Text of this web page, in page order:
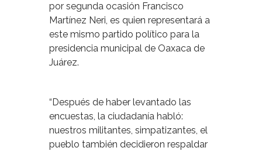
por segunda ocasión Francisco
Martínez Neri, es quien representará a
este mismo partido político para la
presidencia municipal de Oaxaca de
Juárez.
“Después de haber levantado las
encuestas, la ciudadanía habló:
nuestros militantes, simpatizantes, el
pueblo también decidieron respaldar